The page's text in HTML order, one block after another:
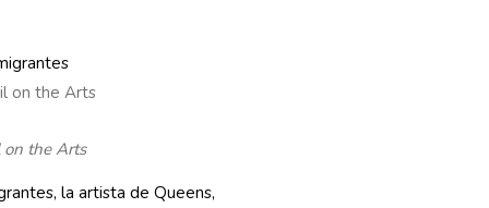
on the Arts
on the Arts
la artista de Queens,